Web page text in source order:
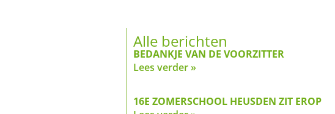
Alle berichten
BEDANKJE VAN DE VOORZITTER
Lees verder »
16E ZOMERSCHOOL HEUSDEN ZIT EROP